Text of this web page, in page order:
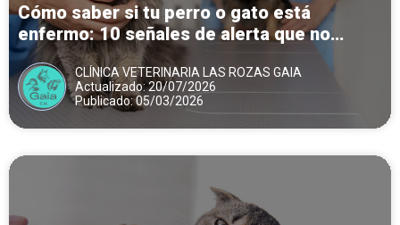
Cómo saber si tu perro o gato está
enfermo: 10 señales de alerta que no
debes ignorar
CLÍNICA VETERINARIA LAS ROZAS GAIA
Actualizado: 20/07/2026
Publicado: 05/03/2026